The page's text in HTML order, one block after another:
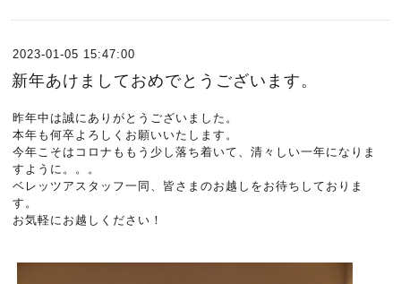
2023-01-05 15:47:00
新年あけましておめでとうございます。
昨年中は誠にありがとうございました。
本年も何卒よろしくお願いいたします。
今年こそはコロナももう少し落ち着いて、清々しい一年になりま
すように。。。
ベレッツアスタッフ一同、皆さまのお越しをお待ちしておりま
す。
お気軽にお越しください！